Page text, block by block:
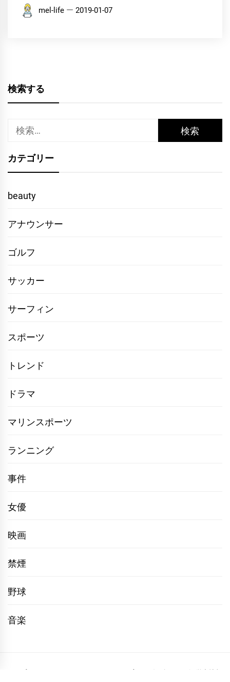
mel-life 2019-01-07
検索する
カテゴリー
beauty
アナウンサー
ゴルフ
サッカー
サーフィン
スポーツ
トレンド
ドラマ
マリンスポーツ
ランニング
事件
女優
映画
禁煙
野球
音楽